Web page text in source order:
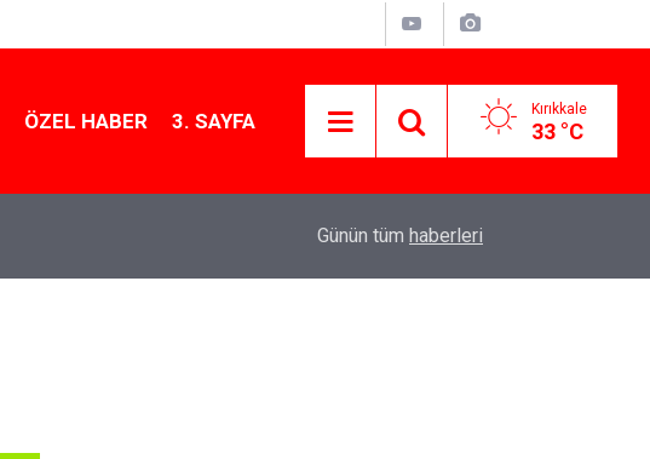
ÖZEL HABER 3. SAYFA Kırıkkale
33 °C
Kırıkkale’de hayvan hastalıklarına karşı
Günün tüm haberleri